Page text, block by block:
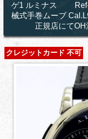
ゲ1 ルミナス
械式手巻ムーブ
正規店にてOH
クレジットカード 不可